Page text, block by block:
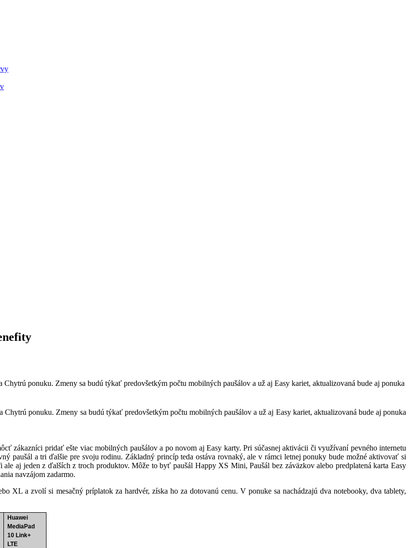
ponuku. Zmeny sa budú týkať predovšetkým počtu mobilných paušálov a už aj Easy kariet, aktualizovaná bude aj ponuka
ponuku. Zmeny sa budú týkať predovšetkým počtu mobilných paušálov a už aj Easy kariet, aktualizovaná bude aj ponuka
zákazníci pridať ešte viac mobilných paušálov a po novom aj Easy karty. Pri súčasnej aktivácii či využívaní pevného internetu
paušál a tri ďalšie pre svoju rodinu. Základný princíp teda ostáva rovnaký, ale v rámci letnej ponuky bude možné aktivovať si
aj jeden z ďalších z troch produktov. Môže to byť paušál Happy XS Mini, Paušál bez záväzkov alebo predplatená karta Easy
navzájom zadarmo.
XL a zvolí si mesačný príplatok za hardvér, získa ho za dotovanú cenu. V ponuke sa nachádzajú dva notebooky, dva tablety,
Huawei
MediaPad
10 Link+
LTE